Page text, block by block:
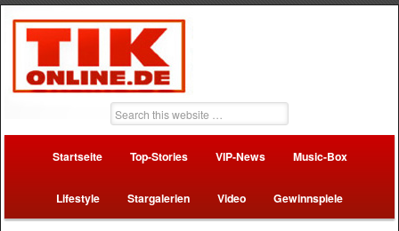
Startseite Top-Stories VIP-News Music-Box
Lifestyle Stargalerien Video Gewinnspiele